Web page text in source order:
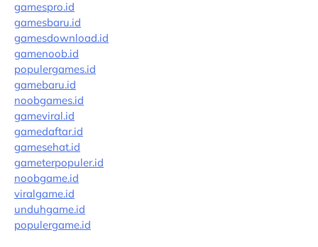
gamespro.id
gamesbaru.id
gamesdownload.id
gamenoob.id
populergames.id
gamebaru.id
noobgames.id
gameviral.id
gamedaftar.id
gamesehat.id
gameterpopuler.id
noobgame.id
viralgame.id
unduhgame.id
populergame.id